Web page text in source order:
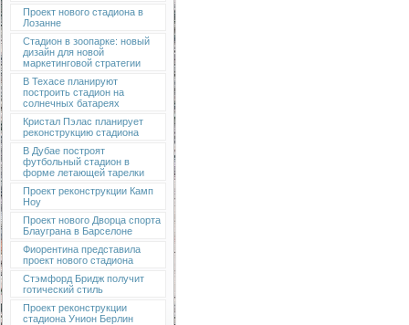
Проект нового стадиона в
Лозанне
Стадион в зоопарке: новый
дизайн для новой
маркетинговой стратегии
В Техасе планируют
построить стадион на
солнечных батареях
Кристал Пэлас планирует
реконструкцию стадиона
В Дубае построят
футбольный стадион в
форме летающей тарелки
Проект реконструкции Камп
Ноу
Проект нового Дворца спорта
Блауграна в Барселоне
Фиорентина представила
проект нового стадиона
Стэмфорд Бридж получит
готический стиль
Проект реконструкции
стадиона Унион Берлин